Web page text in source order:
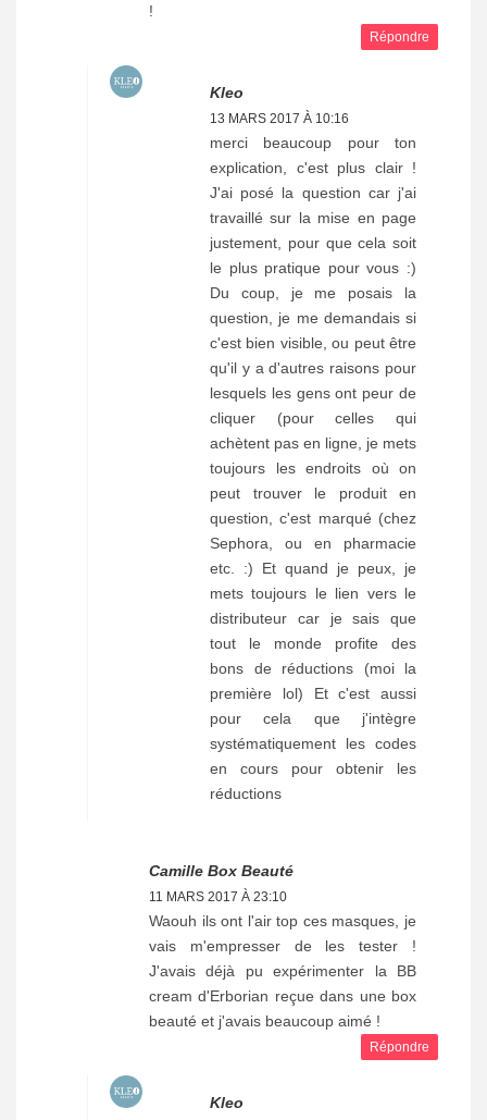
!
Répondre
Kleo
13 MARS 2017 À 10:16
merci beaucoup pour ton
explication, c'est plus clair !
J'ai posé la question car j'ai
travaillé sur la mise en page
justement, pour que cela soit
le plus pratique pour vous :)
Du coup, je me posais la
question, je me demandais si
c'est bien visible, ou peut être
qu'il y a d'autres raisons pour
lesquels les gens ont peur de
cliquer (pour celles qui
achètent pas en ligne, je mets
toujours les endroits où on
peut trouver le produit en
question, c'est marqué (chez
Sephora, ou en pharmacie
etc. :) Et quand je peux, je
mets toujours le lien vers le
distributeur car je sais que
tout le monde profite des
bons de réductions (moi la
première lol) Et c'est aussi
pour cela que j'intègre
systématiquement les codes
en cours pour obtenir les
réductions
Camille Box Beauté
11 MARS 2017 À 23:10
Waouh ils ont l'air top ces masques, je
vais m'empresser de les tester !
J'avais déjà pu expérimenter la BB
cream d'Erborian reçue dans une box
beauté et j'avais beaucoup aimé !
Répondre
Kleo